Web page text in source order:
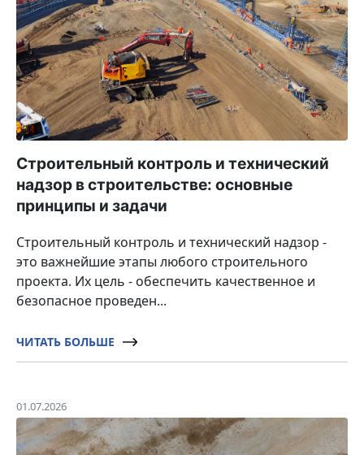
Строительный контроль и технический
надзор в строительстве: основные
принципы и задачи
Строительный контроль и технический надзор -
это важнейшие этапы любого строительного
проекта. Их цель - обеспечить качественное и
безопасное проведен...
ЧИТАТЬ БОЛЬШЕ
01.07.2026